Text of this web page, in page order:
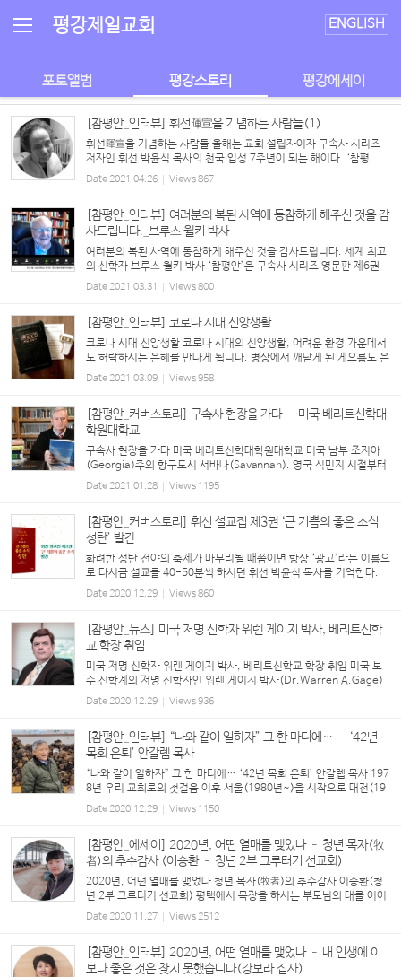
평강제일교회 ENGLISH
포토앨범 평강스토리 평강에세이
[참평안_인터뷰] 휘선暉宣을 기념하는 사람들(1)
휘선暉宣을 기념하는 사람들 올해는 교회 설립자이자 구속사 시리즈
저자인 휘선 박윤식 목사의 천국 입성 7주년이 되는 해이다. ‘참평
안’은 자신의 삶으로 휘선을 기념하는 박윤식 목사님의 제자들을 소개
한다. 김순일 권사 #93세 #2007년부터 시작해 구속...
Date2021.04.26 Views867
[참평안_인터뷰] 여러분의 복된 사역에 동참하게 해주신 것을 감
사드립니다._브루스 월키 박사
여러분의 복된 사역에 동참하게 해주신 것을 감사드립니다. 세계 최고
의 신학자 브루스 월키 박사 ‘참평안’은 구속사 시리즈 영문판 제6권
출간을 계기로, 추천사를 실은 세계 기독교계의 석학 브루스 월키 박사
와 특별 인터뷰를 했다. ‘현존 세계 최고(最高)...
Date2021.03.31 Views800
[참평안_인터뷰] 코로나 시대 신앙생활
코로나 시대 신앙생활 코로나 시대의 신앙생활, 어려운 환경 가운데서
도 허락하시는 은혜를 만나게 됩니다. 병상에서 깨닫게 된 게으름도 은
혜입니다. ‘성도 없는 예배’를 돕는 교역자, 찬양 인도자들의 고충도 그
렇습니다. 대학 1학년 내내 헵시바 생활을 제...
Date2021.03.09 Views958
[참평안_커버스토리] 구속사 현장을 가다 – 미국 베리트신학대
학원대학교
구속사 현장을 가다 미국 베리트신학대학원대학교 미국 남부 조지아
(Georgia)주의 항구도시 서바나(Savannah). 영국 식민지 시절부터
번창한 유서 깊은 도시다. 그 유명한 존 웨슬리(John Wesley)가 18
세기에 복음의 씨앗을 뿌린 곳이기도 하다. 이 도시의 ...
Date2021.01.28 Views 1195
[참평안_커버스토리] 휘선 설교집 제3권 ‘큰 기쁨의 좋은 소식
성탄’ 발간
화려한 성탄 전야의 축제가 마무리될 때쯤이면 항상 ‘광고’라는 이름으
로 다시금 설교를 40-50분씩 하시던 휘선 박윤식 목사를 기억한다.
인자한 웃음으로 “사람 많은데 밖에 나가 놀면 뭐하냐”며 밤늦은 시간
까지 한 말씀이라도 더 전해주시고자 했던 ...
Date2020.12.29 Views860
[참평안_뉴스] 미국 저명 신학자 워렌 게이지 박사, 베리트신학
교 학장 취임
미국 저명 신학자 워렌 게이지 박사, 베리트신학교 학장 취임 미국 보
수 신학계의 저명 신학자인 워렌 게이지 박사(Dr.Warren A.Gage)
가 미국 베리트 신학교(Berit Theological Seminary and Graduat
e School) 학장으로 취임했다. 그는 리폼드 신학대, 웨스...
Date2020.12.29 Views936
[참평안_인터뷰] “나와 같이 일하자” 그 한 마디에… – ‘42년
목회 은퇴’ 안갈렙 목사
“나와 같이 일하자” 그 한 마디에… ‘42년 목회 은퇴’ 안갈렙 목사 197
8년 우리 교회로의 첫걸음 이후 서울(1980년~)을 시작으로 대전(19
84년~), 미국 뉴욕(1990년~), 미국 산호세(새너제이)(1998년), 캐
나다 토론토(1999년~), 미국 워싱턴DC(2003년~)를 거...
Date2020.12.29 Views 1150
[참평안_에세이] 2020년, 어떤 열매를 맺었나 – 청년 목자(牧
者)의 추수감사 (이승환 – 청년 2부 그루터기 선교회)
2020년, 어떤 열매를 맺었나 청년 목자(牧者)의 추수감사 이승환(청
년 2부 그루터기 선교회) 평택에서 목장을 하시는 부모님의 대를 이어
목장을 운영한지 2년이 되었습니다. 매일 아침저녁 착유(젖을 짜는
일)를 해서 우유 납품을 하고, 소의 출산과 송아지...
Date2020.11.27 Views2512
[참평안_인터뷰] 2020년, 어떤 열매를 맺었나 – 내 인생에 이
보다 좋은 것은 찾지 못했습니다(강보라 집사)